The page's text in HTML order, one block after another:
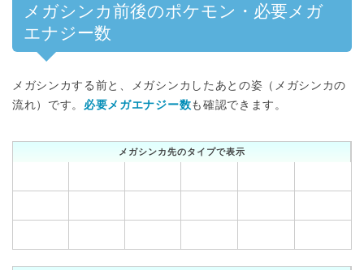
メガシンカ前後のポケモン・必要メガ
エナジー数
メガシンカする前と、メガシンカしたあとの姿（メガシンカの
流れ）です。 必要メガエナジー数も確認できます。
メガシンカ先のタイプで表示